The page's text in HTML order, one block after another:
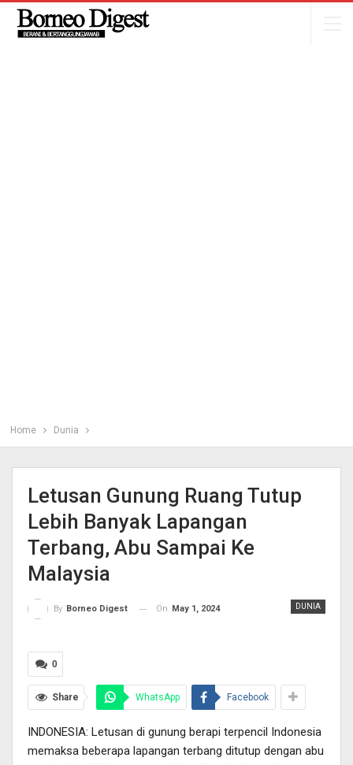
Home Dunia
Letusan Gunung Ruang Tutup
Lebih Banyak Lapangan
Terbang, Abu Sampai Ke
Malaysia
DUNIA
By Borneo Digest On May 1, 2024
0
Share WhatsApp Facebook
INDONESIA: Letusan di gunung berapi terpencil Indonesia
memaksa beberapa lapangan terbang ditutup dengan abu